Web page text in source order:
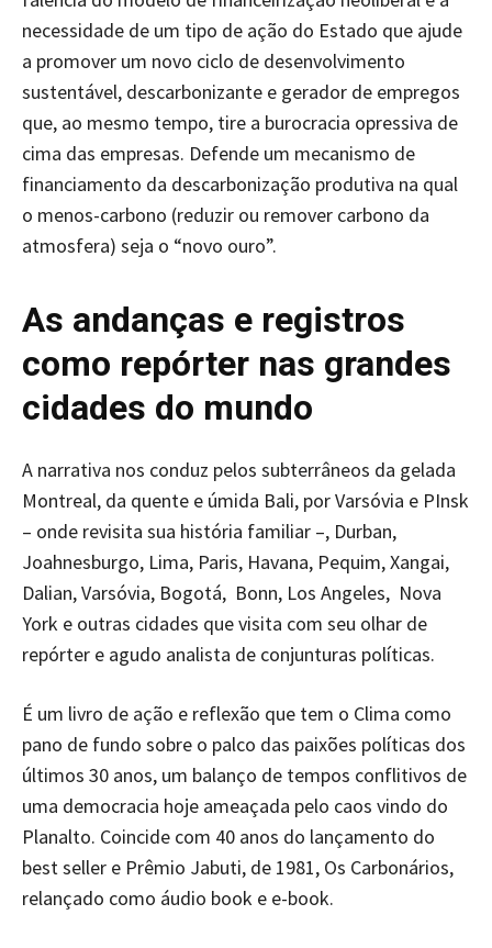
necessidade de um tipo de ação do Estado que ajude
a promover um novo ciclo de desenvolvimento
sustentável, descarbonizante e gerador de empregos
que, ao mesmo tempo, tire a burocracia opressiva de
cima das empresas. Defende um mecanismo de
financiamento da descarbonização produtiva na qual
o menos-carbono (reduzir ou remover carbono da
atmosfera) seja o “novo ouro”.
As andanças e registros
como repórter nas grandes
cidades do mundo
A narrativa nos conduz pelos subterrâneos da gelada
Montreal, da quente e úmida Bali, por Varsóvia e PInsk
– onde revisita sua história familiar –, Durban,
Joahnesburgo, Lima, Paris, Havana, Pequim, Xangai,
Dalian, Varsóvia, Bogotá, Bonn, Los Angeles, Nova
York e outras cidades que visita com seu olhar de
repórter e agudo analista de conjunturas políticas.
É um livro de ação e reflexão que tem o Clima como
pano de fundo sobre o palco das paixões políticas dos
últimos 30 anos, um balanço de tempos conflitivos de
uma democracia hoje ameaçada pelo caos vindo do
Planalto. Coincide com 40 anos do lançamento do
best seller e Prêmio Jabuti, de 1981, Os Carbonários,
relançado como áudio book e e-book.